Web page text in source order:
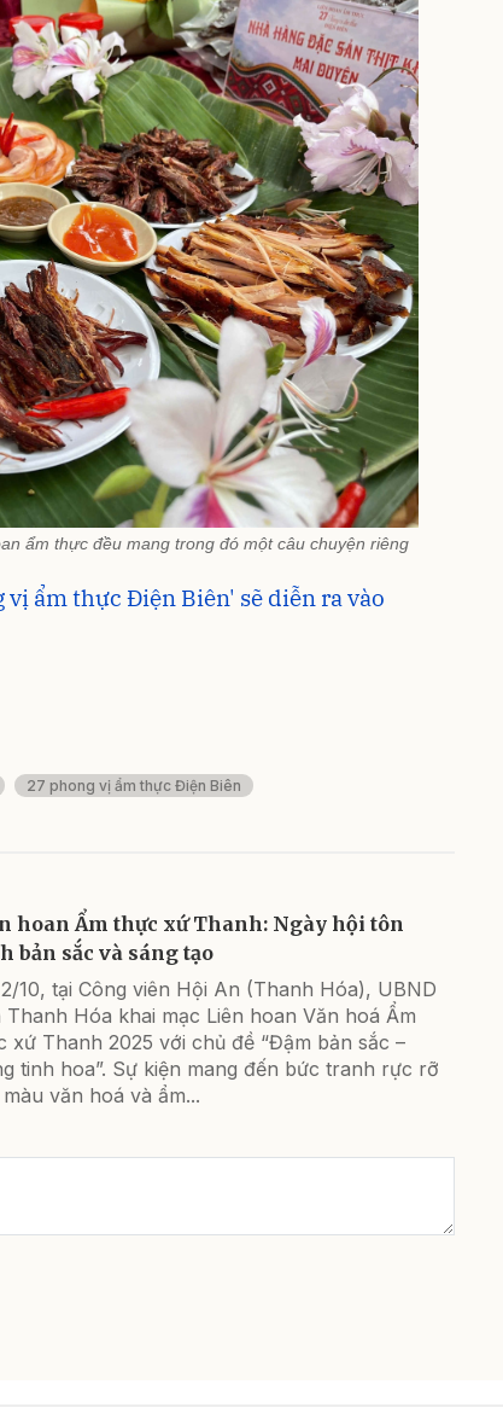
ẩm thực đều mang trong đó một câu chuyện riêng
ẩm thực Điện Biên' sẽ diễn ra vào
27 phong vị ẩm thực Điện Biên
hoan Ẩm thực xứ Thanh: Ngày hội tôn
bản sắc và sáng tạo
10, tại Công viên Hội An (Thanh Hóa), UBND
Thanh Hóa khai mạc Liên hoan Văn hoá Ẩm
xứ Thanh 2025 với chủ đề “Đậm bản sắc –
tinh hoa”. Sự kiện mang đến bức tranh rực rỡ
văn hoá và ẩm...